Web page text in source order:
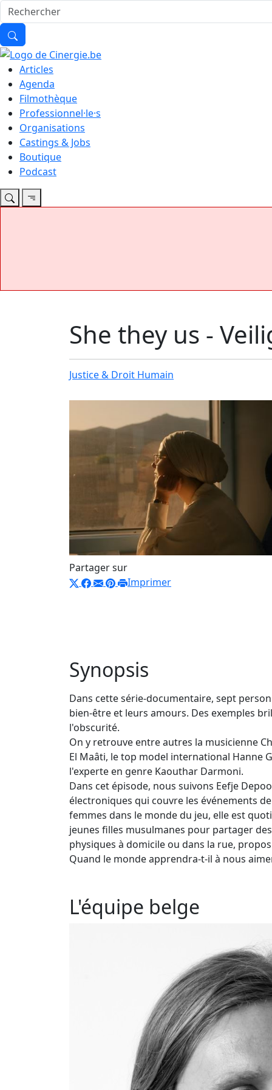
Articles
Agenda
Filmothèque
Professionnel·le·s
Organisations
Castings & Jobs
Boutique
Podcast
She they us -
Justice & Droit Humain
Partager sur
Imprimer
Synopsis
Dans cette série-documentaire, sept
bien-être et leurs amours. Des exemples
l'obscurité.
On y retrouve entre autres la musicienne
El Maâti, le top model international Hanne
l'experte en genre Kaouthar Darmoni.
Dans cet épisode, nous suivons Eefje
électroniques qui couvre les événements
femmes dans le monde du jeu, elle est
jeunes filles musulmanes pour partager
physiques à domicile ou dans la rue,
Quand le monde apprendra-t-il à nous
L'équipe belge